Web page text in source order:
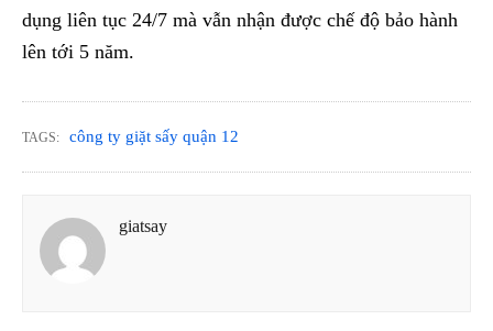
dụng liên tục 24/7 mà vẫn nhận được chế độ bảo hành
lên tới 5 năm.
TAGS: công ty giặt sấy quận 12
giatsay